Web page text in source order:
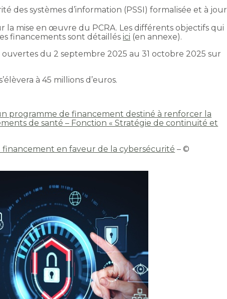
des systèmes d’information (PSSI) formalisée et à jour
la mise en œuvre du PCRA. Les différents objectifs qui
financements sont détaillésici (en annexe).
du 2 septembre 2025 au 31 octobre 2025 sur
à 45 millions d’euros.
programme de financement destiné à renforcer la
de santé – Fonction « Stratégie de continuité et
financement en faveur de la cybersécurité – ©